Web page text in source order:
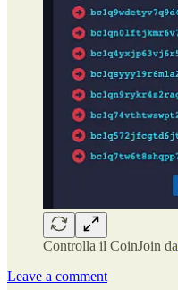
Controlla il CoinJoin da
Leave a comment